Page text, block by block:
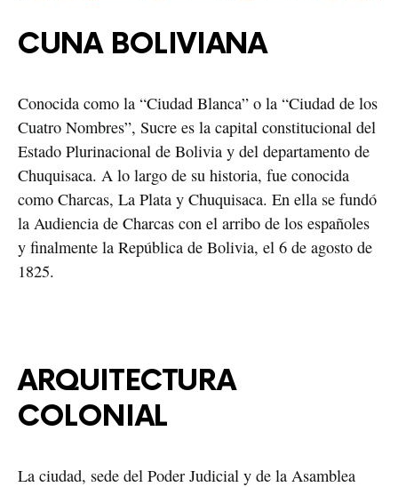
CUNA BOLIVIANA
Conocida como la “Ciudad Blanca” o la “Ciudad de los
Cuatro Nombres”, Sucre es la capital constitucional del
Estado Plurinacional de Bolivia y del departamento de
Chuquisaca. A lo largo de su historia, fue conocida
como Charcas, La Plata y Chuquisaca. En ella se fundó
la Audiencia de Charcas con el arribo de los españoles
y finalmente la República de Bolivia, el 6 de agosto de
1825.
ARQUITECTURA
COLONIAL
La ciudad, sede del Poder Judicial y de la Asamblea